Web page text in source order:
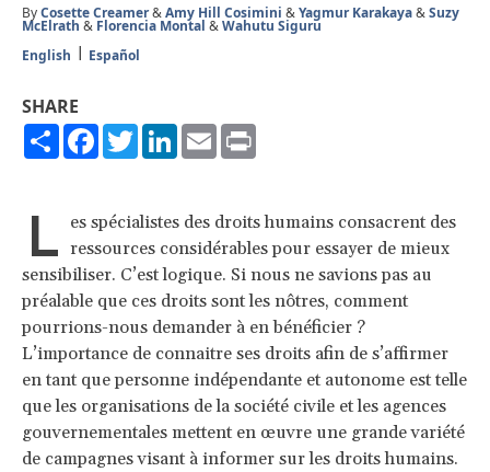
ByCosette Creamer&Amy Hill Cosimini &Yagmur Karakaya&Suzy
McElrath & Florencia Montal &Wahutu Siguru
English
Español
SHARE
ShareFacebook
TwitterLinkedIn
Email
L es spécialistes des droits humains consacrent des
ressources considérables pour essayer de mieux
sensibiliser. C’est logique. Si nous ne savions pas au
préalable que ces droits sont les nôtres, comment
pourrions-nous demander à en bénéficier ?
L’importance de connaitre ses droits afin de s’affirmer
en tant que personne indépendante et autonome est telle
que les organisations de la société civile et les agences
gouvernementales mettent en œuvre une grande variété
de campagnes visant à informer sur les droits humains.